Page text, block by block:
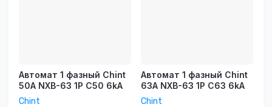
Автомат 1 фазный Chint
50A NXB-63 1P C50 6kA
Chint
Автомат 1 фазный Chint
63A NXB-63 1P C63 6kA
Chint